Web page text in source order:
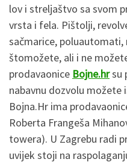
lov i streljaštvo sa svom
vrsta i fela. Pištolji,
sačmarice, poluautomati,
štomožete, ali i ne
prodavaonice Bojne.hrsu
nabavnu dozvolu možete
Bojna.Hr ima
Roberta Frangeša
towera). U Zagrebu radi
uvijek stoji na